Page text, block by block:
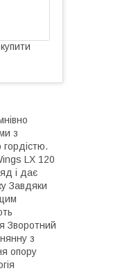
з
гордістю.
LX 120
і дає
Завдяки
Зворотний
з
опору